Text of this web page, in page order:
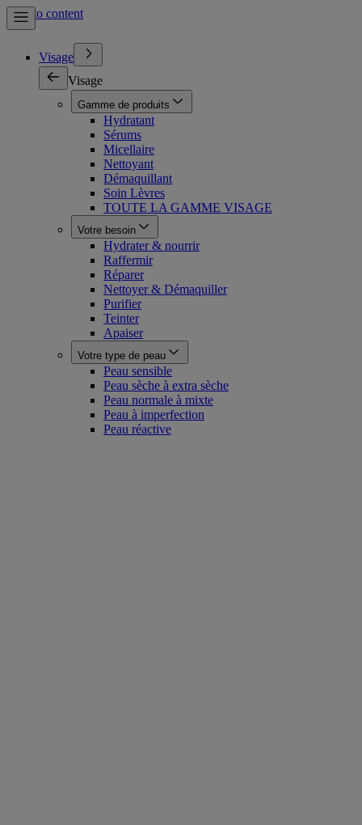
Skip to content
Visage
Visage
Gamme de produits
Hydratant
Sérums
Micellaire
Nettoyant
Démaquillant
Soin Lèvres
TOUTE LA GAMME VISAGE
Votre besoin
Hydrater & nourrir
Raffermir
Réparer
Nettoyer & Démaquiller
Purifier
Teinter
Apaiser
Votre type de peau
Peau sensible
Peau sèche à extra sèche
Peau normale à mixte
Peau à imperfection
Peau réactive